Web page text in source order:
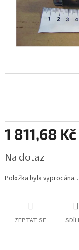
1 811,68 Kč
cena:
Na dotaz
Položka byla
ZEPTAT SE